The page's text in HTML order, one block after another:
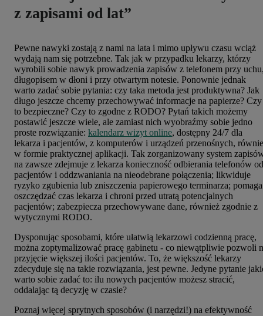
z zapisami od lat”
Pewne nawyki zostają z nami na lata i mimo upływu czasu wciąż
wydają nam się potrzebne. Tak jak w przypadku lekarzy, którzy
wyrobili sobie nawyk prowadzenia zapisów z telefonem przy
długopisem w dłoni i przy otwartym notesie. Ponownie jednak
warto zadać sobie pytania: czy taka metoda jest produktywna? Jak
długo jeszcze chcemy przechowywać informacje na papierze? Czy
to bezpieczne? Czy to zgodne z RODO? Pytań takich możemy
postawić jeszcze wiele, ale zamiast nich wyobraźmy sobie jedno
proste rozwiązanie: kalendarz wizyt online, dostępny 24/7 dla
lekarza i pacjentów, z komputerów i urządzeń przenośnych,
w formie praktycznej aplikacji. Tak zorganizowany system
na zawsze zdejmuje z lekarza konieczność odbierania telefonów od
pacjentów i oddzwaniania na nieodebrane połączenia; likwiduje
ryzyko zgubienia lub zniszczenia papierowego terminarza; pomaga
oszczędzać czas lekarza i chroni przed utratą potencjalnych
pacjentów; zabezpiecza przechowywane dane, również zgodnie z
wytycznymi RODO.
Dysponując sposobami, które ułatwią lekarzowi codzienną pracę,
można zoptymalizować pracę gabinetu - co niewątpliwie pozwoli
przyjęcie większej ilości pacjentów. To, że większość lekarzy
zdecyduje się na takie rozwiązania, jest pewne. Jedyne pytanie
warto sobie zadać to: ilu nowych pacjentów możesz stracić,
oddalając tą decyzję w czasie?
Poznaj więcej sprytnych sposobów (i narzędzi!) na efektywność